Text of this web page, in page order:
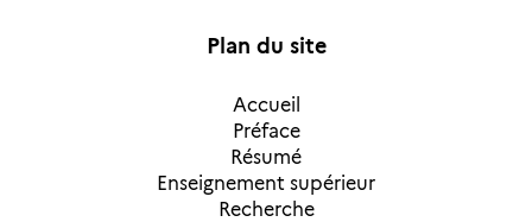
Plan du site
Accueil
Préface
Résumé
Enseignement supérieur
Recherche